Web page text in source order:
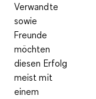
Verwandte
sowie
Freunde
möchten
diesen Erfolg
meist mit
einem